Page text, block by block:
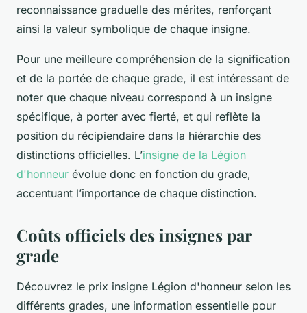
reconnaissance graduelle des mérites, renforçant
ainsi la valeur symbolique de chaque insigne.
Pour une meilleure compréhension de la signification
et de la portée de chaque grade, il est intéressant de
noter que chaque niveau correspond à un insigne
spécifique, à porter avec fierté, et qui reflète la
position du récipiendaire dans la hiérarchie des
distinctions officielles. L’insigne de la Légion
d'honneur évolue donc en fonction du grade,
accentuant l’importance de chaque distinction.
Coûts officiels des insignes par
grade
Découvrez le prix insigne Légion d'honneur selon les
différents grades, une information essentielle pour